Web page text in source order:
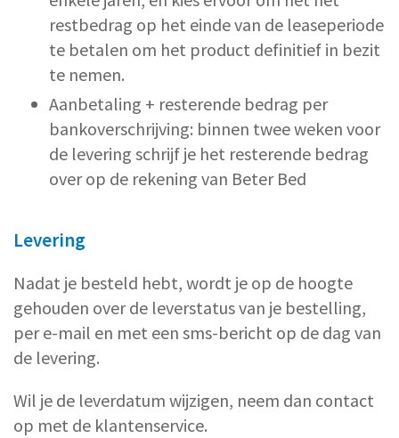
restbedrag op het einde van de leaseperiode
te betalen om het product definitief in bezit
te nemen.
Aanbetaling + resterende bedrag per
bankoverschrijving: binnen twee weken voor
de levering schrijf je het resterende bedrag
over op de rekening van Beter Bed
Levering
Nadat je besteld hebt, wordt je op de hoogte
gehouden over de leverstatus van je bestelling,
per e-mail en met een sms-bericht op de dag van
de levering.
Wil je de leverdatum wijzigen, neem dan contact
op met de klantenservice.